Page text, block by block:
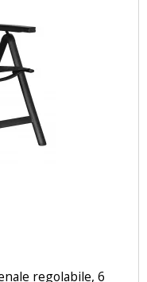
regolabile, 6